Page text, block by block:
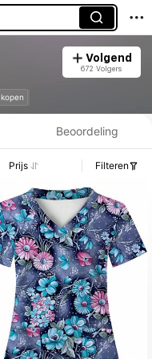
Volgend
672 Volgers
Voorraadgegevens.
Beoordeling
Prijs Filteren